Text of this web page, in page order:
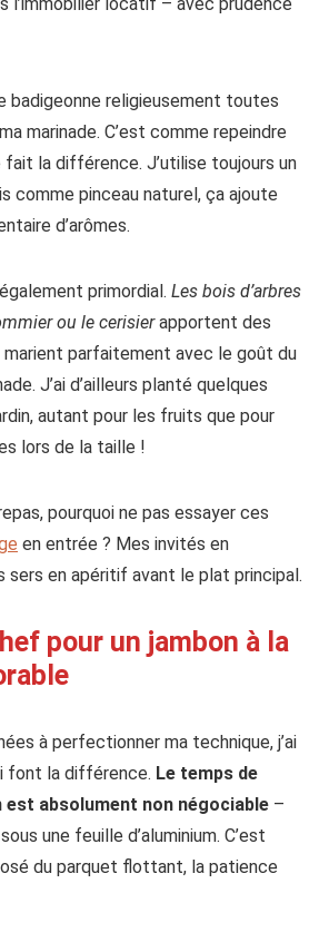
badigeonne religieusement toutes
marinade. C’est comme repeindre
fait la différence. J’utilise toujours un
comme pinceau naturel, ça ajoute
d’arômes.
primordial. Les bois d’arbres
ou le cerisierapportent des
parfaitement avec le goût du
J’ai d’ailleurs planté quelques
autant pour les fruits que pour
lors de la taille !
pourquoi ne pas essayer ces
en entrée ? Mes invités en
sers en apéritif avant le plat principal.
pour un jambon à la
à perfectionner ma technique, j’ai
font la différence. Le temps de
absolument non négociable –
une feuille d’aluminium. C’est
du parquet flottant, la patience